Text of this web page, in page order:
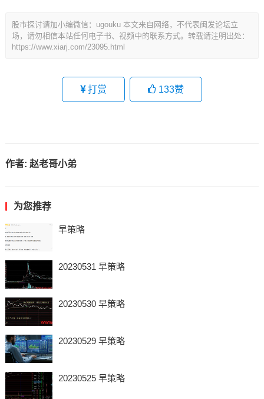
股市探讨请加小编微信：ugouku 本文来自网络，不代表闽发论坛立
场，请勿相信本站任何电子书、视频中的联系方式。转载请注明出处：
https://www.xiarj.com/23095.html
打赏 133赞
作者: 赵老哥小弟
为您推荐
早策略
20230531 早策略
20230530 早策略
20230529 早策略
20230525 早策略